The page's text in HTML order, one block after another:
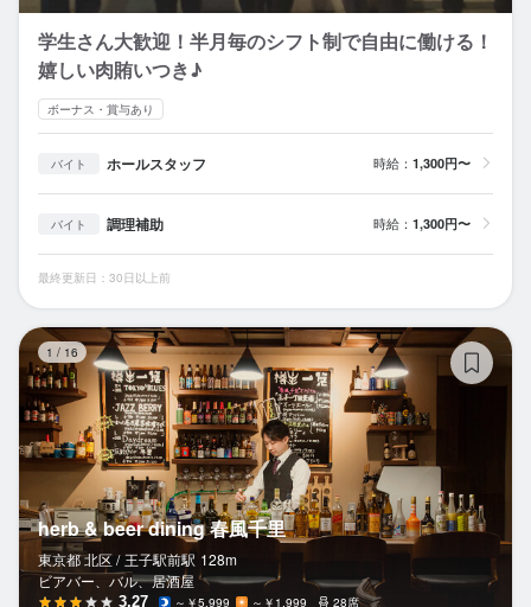
学生さん大歓迎！半月毎のシフト制で自由に働ける！
嬉しい肉賄いつき♪︎
ボーナス・賞与あり
バイト ホールスタッフ 時給： 1,300円〜
バイト 調理補助 時給： 1,300円〜
最終更新日：30日以上前
1 / 16
herb & beer dining 春風千里
東京都 北区 / 王子駅前駅 128m
ビアバー、バル、居酒屋
3.27 ～￥5,999 ～￥1,999 28席